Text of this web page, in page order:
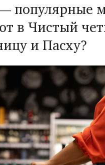
популярные
в Чистый
и Пасху?